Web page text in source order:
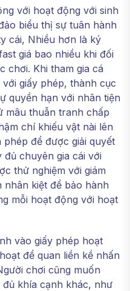
với hoạt động với sinh
biểu thị sự tuân hành
cái, Nhiều hơn là ký
giá bao nhiều khi đối
chơi. Khi tham gia cá
giấy phép, thành cục
quyền hạn với nhân tiện
mâu thuẫn tranh chấp
chí khiếu vật nài lên
để được giải quyết
chuyên gia cái với
thử nghiệm với giám
nhân kiệt để bảo hành
mỗi hoạt động với hoạt
vào giấy phép hoạt
để quan liền kề nhấn
chơi cũng muốn
khía cạnh khác, như